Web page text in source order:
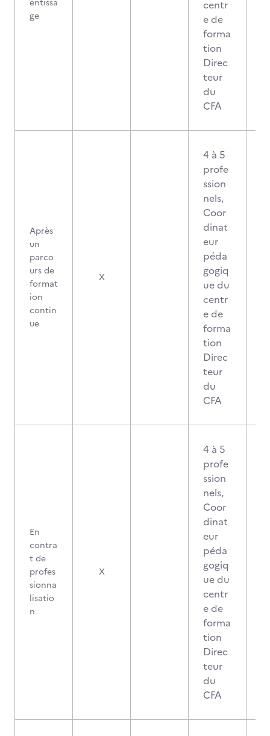
entissa
ge
centr
e de
forma
tion
Direc
teur
du
CFA
Après
un
parco
urs de
format
ion
contin
ue
X
4 à 5
profe
ssion
nels,
Coor
dinat
eur
péda
gogiq
ue du
centr
e de
forma
tion
Direc
teur
du
CFA
En
contra
t de
profes
sionna
lisatio
n
X
4 à 5
profe
ssion
nels,
Coor
dinat
eur
péda
gogiq
ue du
centr
e de
forma
tion
Direc
teur
du
CFA